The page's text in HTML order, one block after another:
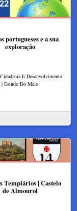
portugueses e a sua
exploração
E Desenvolvimento
| Estudo Do Meio
Templários | Castelo
de Almourol